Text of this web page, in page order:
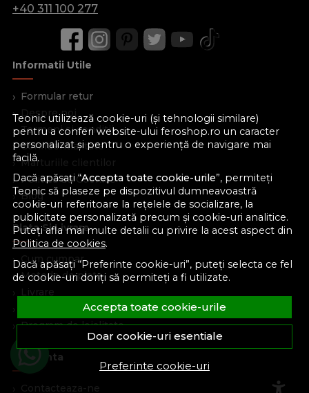
Teonic utilizează cookie-uri (și tehnologii similare)
pentru a conferi website-ului feroshop.ro un caracter
personalizat și pentru o experiență de navigare mai
facilă.
Dacă apăsați “Accepta toate cookie-urile”, permiteți
Teonic să plaseze pe dispozitivul dumneavoastră
cookie-uri referitoare la rețelele de socializare, la
publicitate personalizată precum și cookie-uri analitice.
Puteți afla mai multe detalii cu privire la acest aspect din
Politica de cookies.
Dacă apăsați “Preferinte cookie-uri”, puteți selecta ce fel
de cookie-uri doriți să permiteți a fi utilizate.
Accepta toate cookie-urile
Doar cookie-uri esentiale
Preferinte cookie-uri
+40 311 100 277
Informatii Utile
Formular retur
Despre noi
Termeni si conditii
Confidentialitate
Marturiile clientilor
Politica de Cookies
Blog
Plata Si Livrare
Cum cumpar
Metode de plata
Livrare
Politica de garantie si retururi
Program de loialitate
Asistenta
Contacteaza-ne